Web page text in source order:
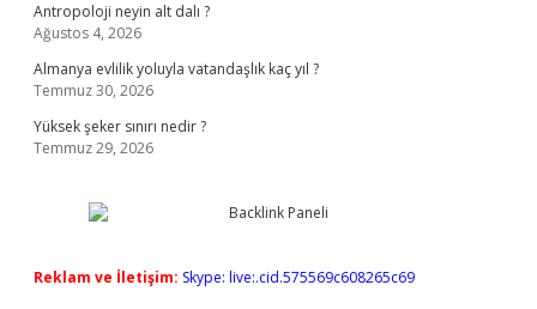
Antropoloji neyin alt dalı ?
Ağustos 4, 2026
Almanya evlilik yoluyla vatandaşlık kaç yıl ?
Temmuz 30, 2026
Yüksek şeker sınırı nedir ?
Temmuz 29, 2026
Reklam ve İletişim: Skype: live:.cid.575569c608265c69